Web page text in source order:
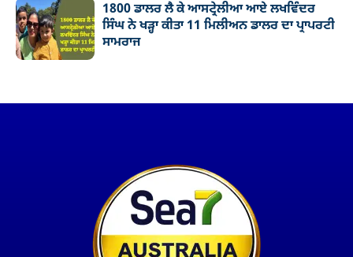
1800 ਡਾਲਰ ਲੈ ਕੇ ਆਸਟ੍ਰੇਲੀਆ ਆਏ ਲਖਵਿੰਦਰ
ਸਿੰਘ ਨੇ ਖੜ੍ਹਾ ਕੀਤਾ 11 ਮਿਲੀਅਨ ਡਾਲਰ ਦਾ ਪ੍ਰਾਪਰਟੀ
ਸਾਮਰਾਜ